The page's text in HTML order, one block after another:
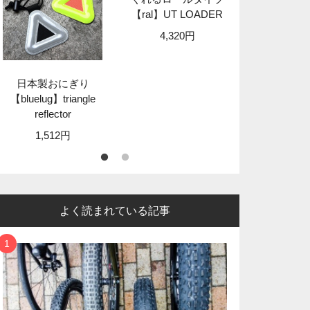
日本製おにぎり
【bluelug】triangle
reflector
1,512円
【ral】UT LOADER
4,320円
よく読まれている記事